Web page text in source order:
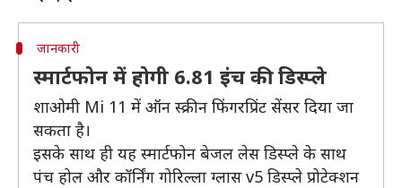
जानकारी
स्मार्टफोन में होगी 6.81 इंच की डिस्प्ले
शाओमी Mi 11 में ऑन स्क्रीन फिंगरप्रिंट सेंसर दिया जा
सकता है।
इसके साथ ही यह स्मार्टफोन बेजल लेस डिस्प्ले के साथ
पंच होल और कॉर्निंग गोरिल्ला ग्लास v5 डिस्प्ले प्रोटेक्शन